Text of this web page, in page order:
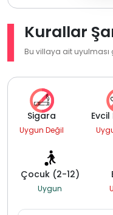
Kurallar
Bu villaya ait uyulması
Sigara
Uygun Değil
Çocuk (2-12)
Uygun